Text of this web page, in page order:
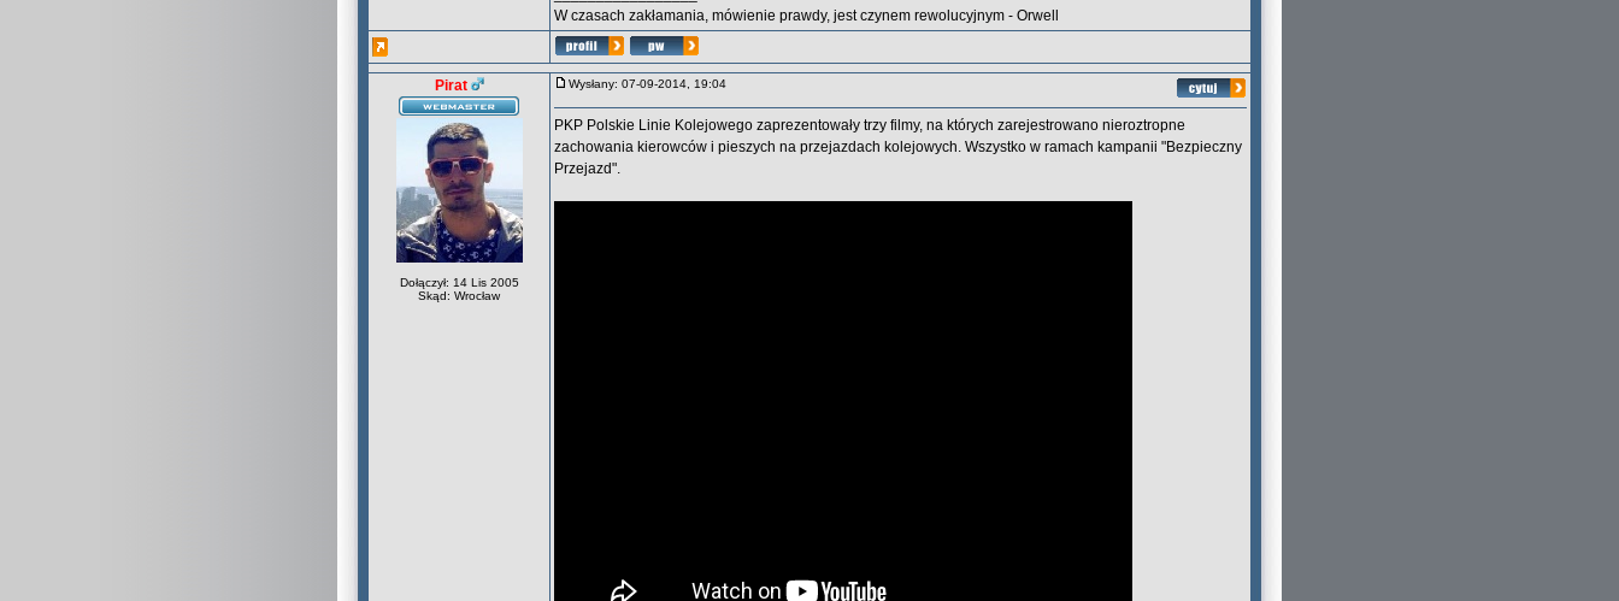
W czasach zakłamania, mówienie prawdy, jest czynem rewolucyjnym - Orwell
Pirat
Dołączył: 14 Lis 2005
Skąd: Wrocław
Wysłany: 07-09-2014, 19:04
PKP Polskie Linie Kolejowego zaprezentowały trzy filmy, na których zarejestrowano nieroztropne
zachowania kierowców i pieszych na przejazdach kolejowych. Wszystko w ramach kampanii "Bezpieczny
Przejazd".